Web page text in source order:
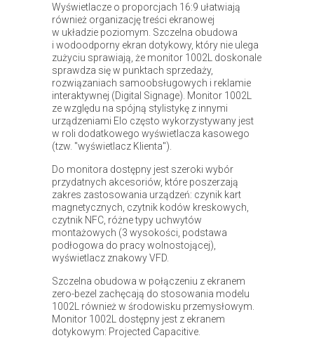
Wyświetlacze o proporcjach 16:9 ułatwiają
również organizację treści ekranowej
w układzie poziomym. Szczelna obudowa
i wodoodporny ekran dotykowy, który nie ulega
zużyciu sprawiają, że monitor 1002L doskonale
sprawdza się w punktach sprzedaży,
rozwiązaniach samoobsługowych i reklamie
interaktywnej (Digital Signage). Monitor 1002L
ze względu na spójną stylistykę z innymi
urządzeniami Elo często wykorzystywany jest
w roli dodatkowego wyświetlacza kasowego
(tzw. "wyświetlacz Klienta").
Do monitora dostępny jest szeroki wybór
przydatnych akcesoriów, które poszerzają
zakres zastosowania urządzeń: czynik kart
magnetycznych, czytnik kodów kreskowych,
czytnik NFC, różne typy uchwytów
montażowych (3 wysokości, podstawa
podłogowa do pracy wolnostojącej),
wyświetlacz znakowy VFD.
Szczelna obudowa w połączeniu z ekranem
zero-bezel zachęcają do stosowania modelu
1002L również w środowisku przemysłowym.
Monitor 1002L dostępny jest z ekranem
dotykowym: Projected Capacitive.